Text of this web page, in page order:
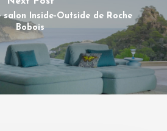
Inside-Outside de Roche
Bobois